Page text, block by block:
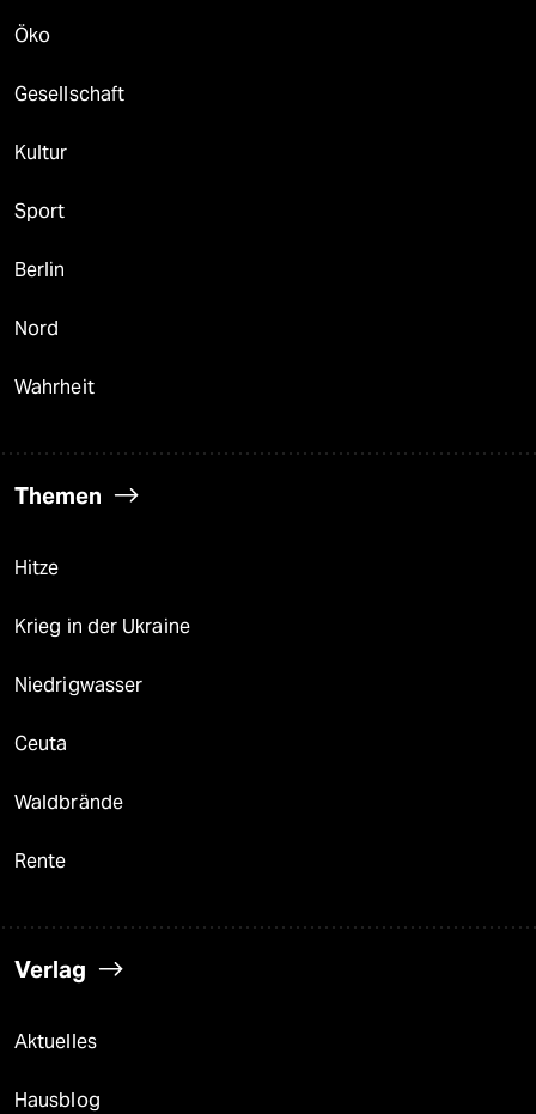
Öko
Gesellschaft
Kultur
Sport
Berlin
Nord
Wahrheit
Themen
Hitze
Krieg in der Ukraine
Niedrigwasser
Ceuta
Waldbrände
Rente
Verlag
Aktuelles
Hausblog